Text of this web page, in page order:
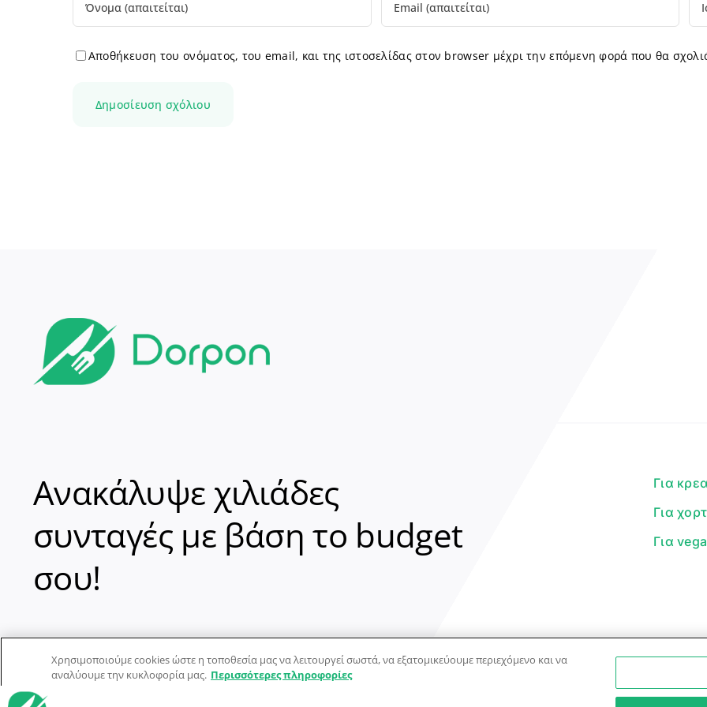
Αποθήκευση του ονόματος, του email, και της ιστοσελίδας στον browser μέχρι την επόμενη φορά που θα
Ανακάλυψε χιλιάδες
συνταγές με βάση το budget
σου!
Για
Για
Για
Χρησιμοποιούμε cookies ώστε η τοποθεσία μας να λειτουργεί σωστά, να εξατομικεύουμε περιεχόμενο και να
αναλύουμε την κυκλοφορία μας. Περισσότερες πληροφορίες